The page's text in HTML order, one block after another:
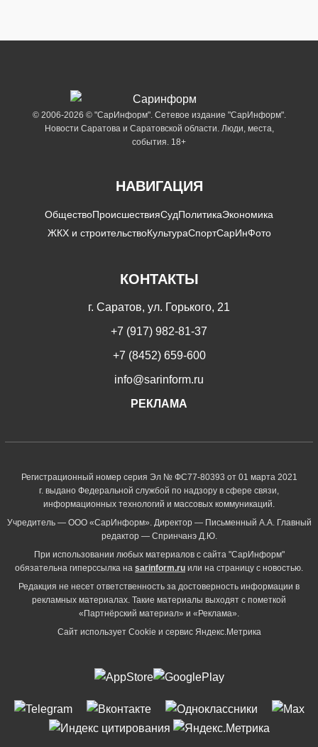
© 2006-2026 © "СарИнформ". Сетевое издание "СарИнформ".
Новости Саратова и Саратовской области. Люди, места,
события. 18+
НАВИГАЦИЯ
ОбществоПроисшествияСудПолитикаЭкономика
ЖКХ и строительствоКультураСпортСарИнФото
КОНТАКТЫ
г. Саратов, ул. Горького, 21
+7 (917) 982-81-37
+7 (8452) 659-600
info@sarinform.ru
РЕКЛАМА
Регистрационный номер серия Эл № ФС77-80393 от 01 марта 2021
г. выдано Федеральной службой по надзору в сфере связи,
информационных технологий и массовых коммуникаций.
Учредитель — ООО «СарИнформ». Директор — Письменный А.А. Главный
редактор — Спринчанэ Д.Ю.
При использовании любых материалов с сайта "СарИнформ"
обязательна гиперссылка на sarinform.ru или на страницу с новостью.
Редакция не несет ответственность за достоверность информации в
рекламных материалах. Такие материалы выходят с пометкой
«Партнёрский материал» и «Реклама».
Сайт использует Cookie и сервиc Яндекс.Метрика